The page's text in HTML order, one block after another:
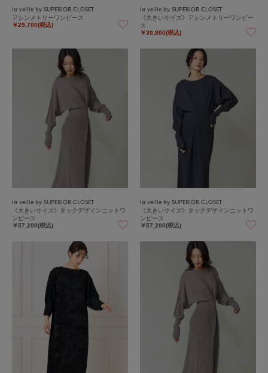
la veille by SUPERIOR CLOSET
アシンメトリーワンピース
￥29,700(税込)
la veille by SUPERIOR CLOSET
《大きいサイズ》アシンメトリーワンピー
ス
￥30,800(税込)
la veille by SUPERIOR CLOSET
《大きいサイズ》タックデザインニットワ
ンピース
￥57,200(税込)
la veille by SUPERIOR CLOSET
《大きいサイズ》タックデザインニットワ
ンピース
￥57,200(税込)